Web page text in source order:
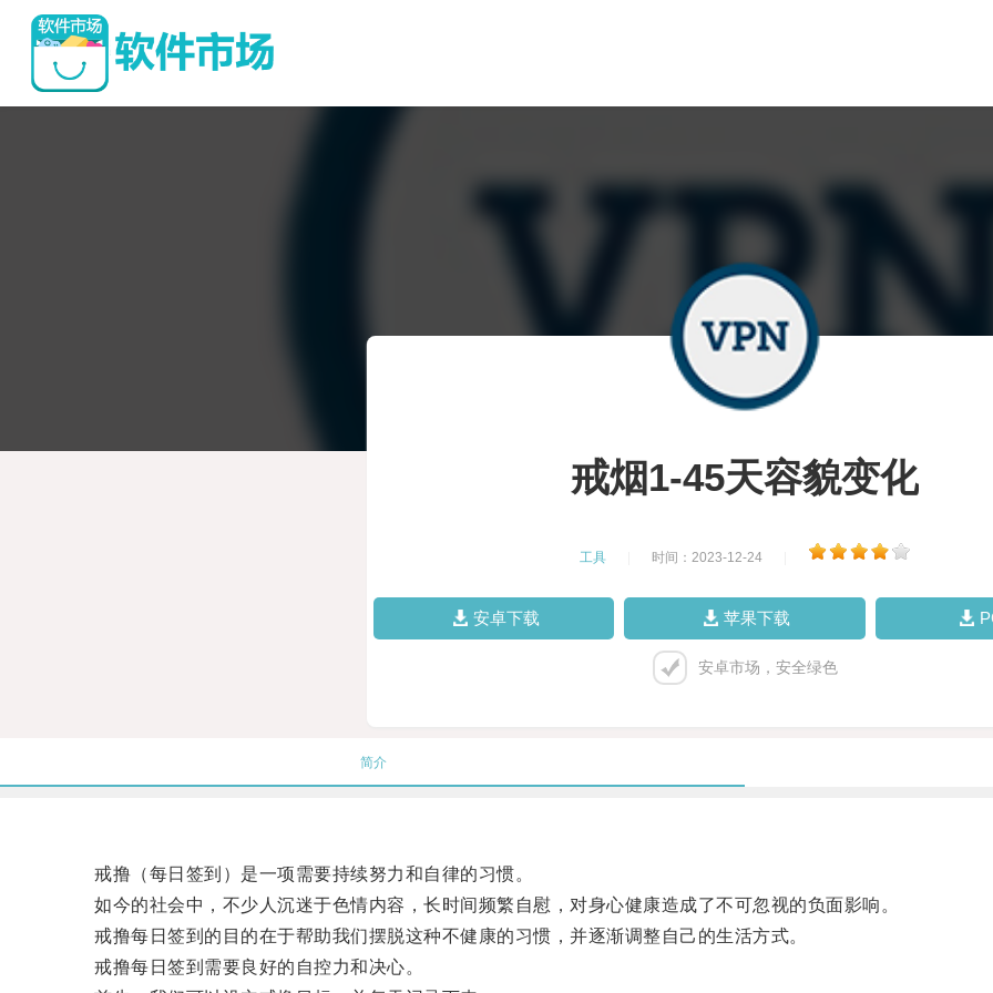
戒烟1-45天容貌变化
工具 时间：2023-12-24
安卓下载 苹果下载
安卓市场，安全绿色
简介
戒撸（每日签到）是一项需要持续努力和自律的习惯。
如今的社会中，不少人沉迷于色情内容，长时间频繁自慰，对身心健康造成了不可忽视的负面影响。
戒撸每日签到的目的在于帮助我们摆脱这种不健康的习惯，并逐渐调整自己的生活方式。
戒撸每日签到需要良好的自控力和决心。